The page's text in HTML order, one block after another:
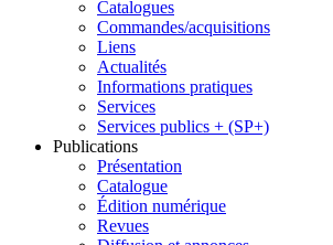
Catalogues
Commandes/acquisitions
Liens
Actualités
Informations pratiques
Services
Services publics + (SP+)
Publications
Présentation
Catalogue
Édition numérique
Revues